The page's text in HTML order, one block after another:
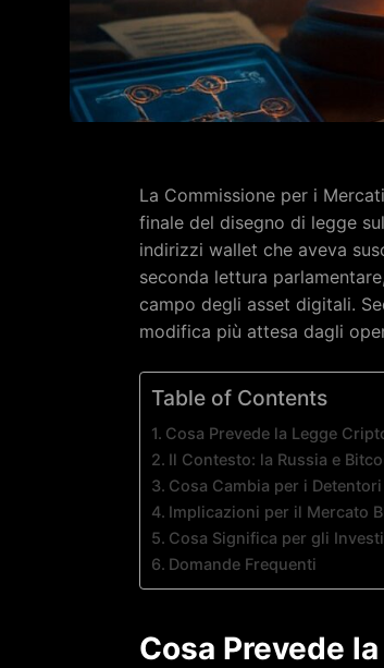
La Commissione per i
finale del disegno di legge
indirizzi wallet che aveva
seconda lettura
campo degli asset digitali.
modifica più attesa dagli
Table of Contents
Cosa Prevede la Legge
Il Contesto: la Russia e
Cosa Cambia per i
Implicazioni per il Mercato
Cosa Significa per gli
Domande Frequenti
Cosa Prevede